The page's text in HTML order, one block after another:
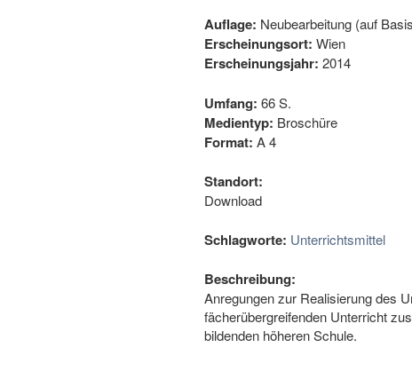
Auflage: Neubearbeitung (auf
Erscheinungsort: Wien
Erscheinungsjahr: 2014
Umfang: 66 S.
Medientyp: Broschüre
Format: A 4
Standort:
Download
Schlagworte: Unterrichtsmittel
Beschreibung:
Anregungen zur Realisierung des
fächerübergreifenden Unterricht
bildenden höheren Schule.